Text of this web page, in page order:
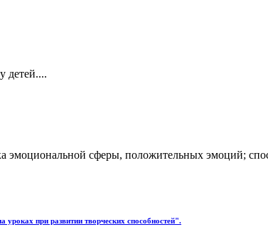
детей....
сферы, положительных эмоций;
при развитии творческих способностей".